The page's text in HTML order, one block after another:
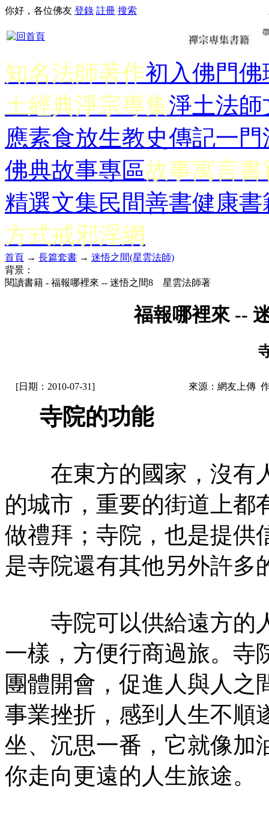
你好，各位佛友 登錄 註冊 搜索
知名法師著作初入佛門佛
土經典淨宗專集淨土法師
應素食放生教史傳記一門
佛典故事專區故事寓言書
精選文集民間善書健康書
方式戒邪淫網
首頁 → 長篇套書 → 迷悟之間(星雲法師)
背景：
閱讀書籍 - 福報哪裡來 -- 迷悟之間8 星雲法師著
福報哪裡來 --
[日期：2010-07-31] 來源：網友上傳
寺院的功能
在東方的國家，沒有
的城市，重要的街道上都
做禮拜；寺院，也是提供
是寺院還有其他另外許多
寺院可以供給遠方的
一樣，方便行商過旅。寺
團體開會，促進人與人之
事業挫折，感到人生不順
坐、沉思一番，它就像加
你走向更遠的人生旅途。